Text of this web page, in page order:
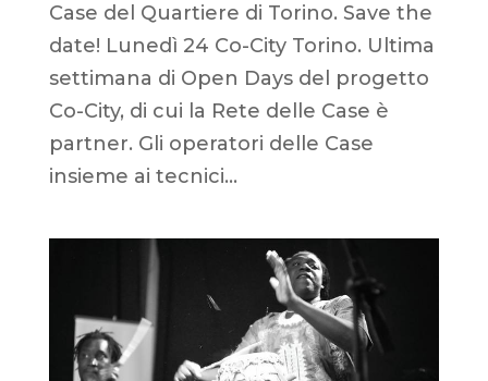
Case del Quartiere di Torino. Save the
date! Lunedì 24 Co-City Torino. Ultima
settimana di Open Days del progetto
Co-City, di cui la Rete delle Case è
partner. Gli operatori delle Case
insieme ai tecnici...